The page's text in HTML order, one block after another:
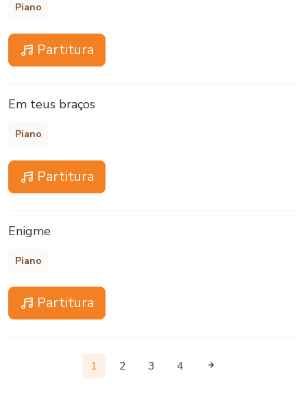
Piano
Partitura
Em teus braços
Piano
Partitura
Enigme
Piano
Partitura
1 2 3 4